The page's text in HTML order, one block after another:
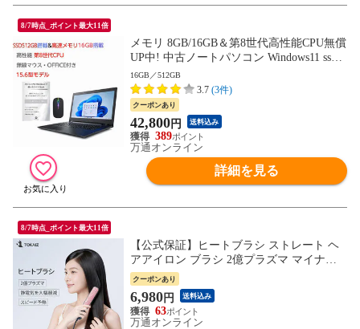
8/7時点_ポイント最大11倍
メモリ 8GB/16GB＆第8世代高性能CPU無償
UP中! 中古ノートパソコン Windows11 ssd 1
28GB/256GB/512GB 中古パソコン ノート
Windows11 おまかせパソコン 無線LAN DV
Dドライブ Office付き
16GB／512GB
3.7 (3件)
クーポンあり
42,800円 送料込み
389
万通オンライン
詳細を見る
8/7時点_ポイント最大11倍
【公式保証】ヒートブラシ ストレート ヘ
アアイロン ブラシ 2億プラズマ マイナス
イオン 130℃〜210℃ 自動OFF ストレート
ブラシ 和柄 TOKAIZ THB-P01
クーポンあり
6,980円 送料込み
63
万通オンライン